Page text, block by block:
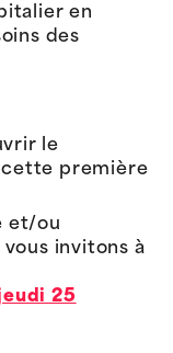
en
des
le
cette première
et/ou
invitons à
25